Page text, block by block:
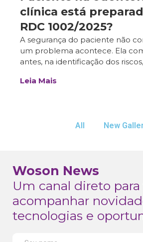
clínica está
RDC 1002/2025?
A segurança do paciente não
um problema acontece. Ela
antes, na identificação dos
Leia Mais
All New
Woson News
Um canal direto para
acompanhar
tecnologias e